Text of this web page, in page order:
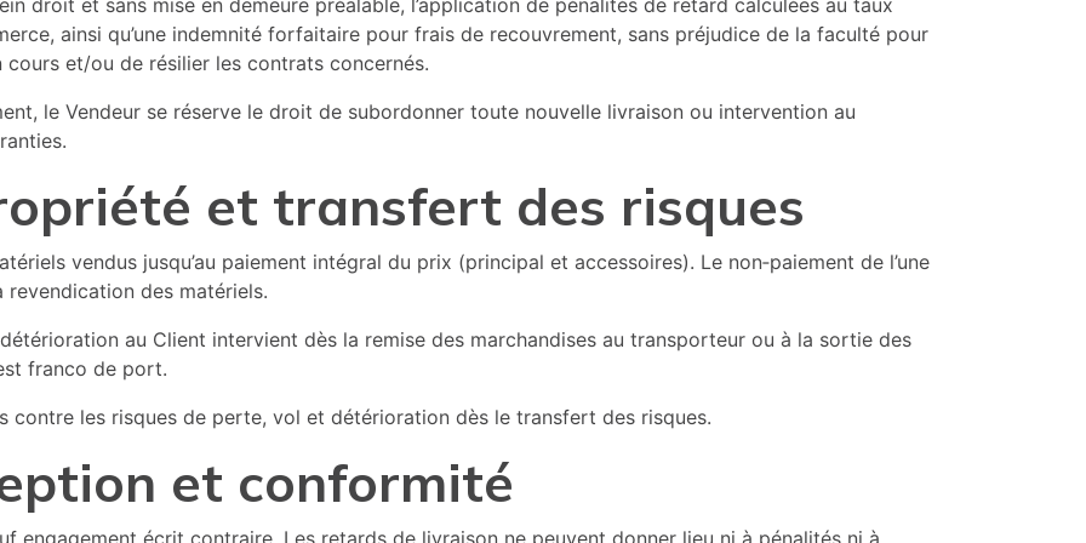
droit et sans mise en demeure préalable, l’application de pénalités de retard calculées au taux
ainsi qu’une indemnité forfaitaire pour frais de recouvrement, sans préjudice de la faculté pour
et/ou de résilier les contrats concernés.
le Vendeur se réserve le droit de subordonner toute nouvelle livraison ou intervention au
et transfert des risques
vendus jusqu’au paiement intégral du prix (principal et accessoires). Le non‑paiement de l’une
revendication des matériels.
au Client intervient dès la remise des marchandises au transporteur ou à la sortie des
franco de port.
contre les risques de perte, vol et détérioration dès le transfert des risques.
et conformité
engagement écrit contraire. Les retards de livraison ne peuvent donner lieu ni à pénalités ni à